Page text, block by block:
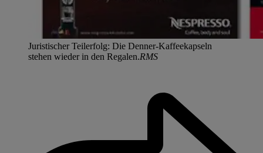
Juristischer Teilerfolg: Die Denner-Kaffeekapseln
stehen wieder in den Regalen.RMS